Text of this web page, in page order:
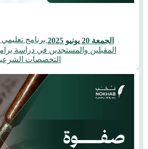
الجمعة 20 يونيو 2025
برنامج
المقبلين والمستجدين في دراسة
التخصصات الشرعية